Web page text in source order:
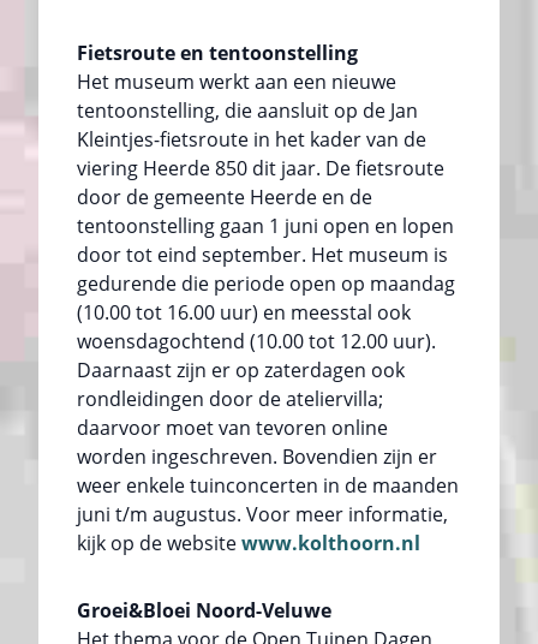
Fietsroute en tentoonstelling
Het museum werkt aan een nieuwe
tentoonstelling, die aansluit op de Jan
Kleintjes-fietsroute in het kader van de
viering Heerde 850 dit jaar. De fietsroute
door de gemeente Heerde en de
tentoonstelling gaan 1 juni open en lopen
door tot eind september. Het museum is
gedurende die periode open op maandag
(10.00 tot 16.00 uur) en meesstal ook
woensdagochtend (10.00 tot 12.00 uur).
Daarnaast zijn er op zaterdagen ook
rondleidingen door de ateliervilla;
daarvoor moet van tevoren online
worden ingeschreven. Bovendien zijn er
weer enkele tuinconcerten in de maanden
juni t/m augustus. Voor meer informatie,
kijk op de websitewww.kolthoorn.nl
Groei&Bloei Noord-Veluwe